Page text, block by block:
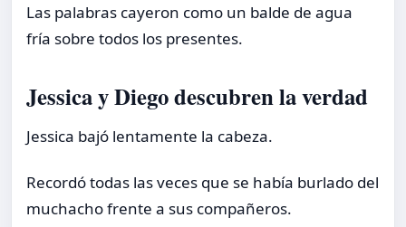
Las palabras cayeron como un balde de agua
fría sobre todos los presentes.
Jessica y Diego descubren la verdad
Jessica bajó lentamente la cabeza.
Recordó todas las veces que se había burlado del
muchacho frente a sus compañeros.